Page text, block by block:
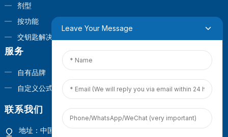
剂型
按功能
交钥匙解决方案
服务
自有品牌
自定义公式
联系我们
地址：中国福建省厦门市观音山商业营运中心1号楼4楼
Leave Your Message